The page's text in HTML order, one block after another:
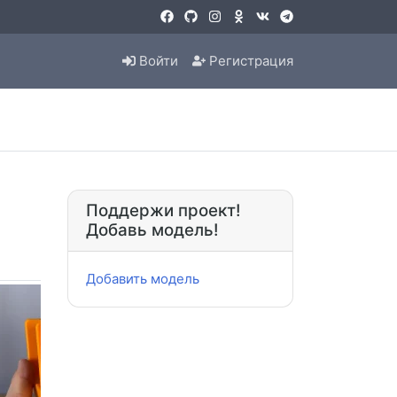
Войти Регистрация
Поддержи проект!
Добавь модель!
Добавить модель